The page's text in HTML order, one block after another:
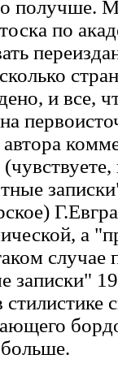
получше.
по
и все,
а
случае
записки"